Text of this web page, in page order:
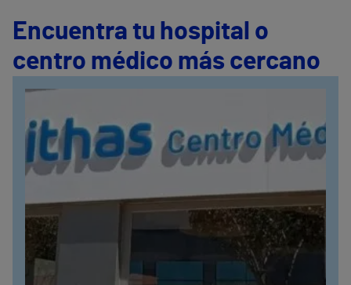
Encuentra tu hospital o
centro médico más cercano